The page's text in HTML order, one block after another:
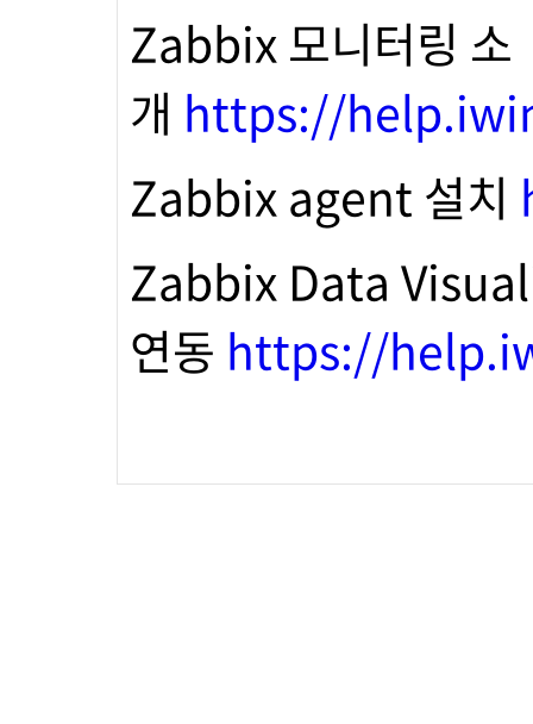
Zabbix 모니터링 소
개 https://
Zabbix agent 설치
Zabbix Data
연동 https://